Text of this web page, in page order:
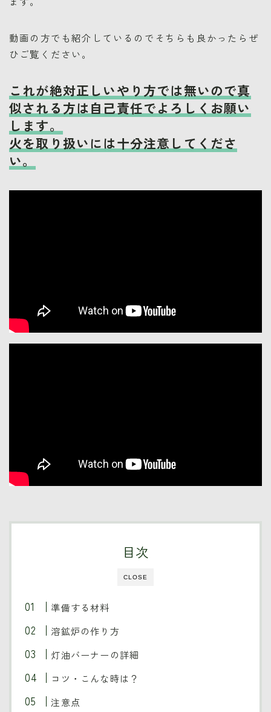
動画の方でも紹介しているのでそちらも良かったらぜ
ひご覧ください。
これが絶対正しいやり方では無いので真
似される方は自己責任でよろしくお願い
します。
火を取り扱いには十分注意してくださ
い。
CLOSE
目次
準備する材料
溶鉱炉の作り方
灯油バーナーの詳細
コツ・こんな時は？
注意点